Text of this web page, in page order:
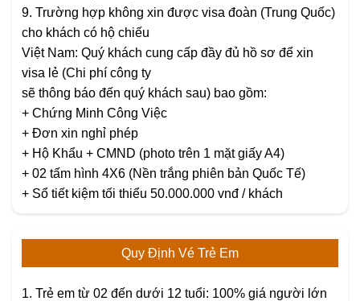
9. Trường hợp không xin được visa đoàn (Trung Quốc)
cho khách có hộ chiếu
Việt Nam: Quý khách cung cấp đầy đủ hồ sơ để xin
visa lẻ (Chi phí công ty
sẽ thông báo đến quý khách sau) bao gồm:
+ Chứng Minh Công Việc
+ Đơn xin nghỉ phép
+ Hộ Khẩu + CMND (photo trên 1 mặt giấy A4)
+ 02 tấm hình 4X6 (Nền trắng phiên bản Quốc Tế)
+ Sổ tiết kiệm tối thiểu 50.000.000 vnđ / khách
Quy Định Vé Trẻ Em
1. Trẻ em từ 02 đến dưới 12 tuổi: 100% giá người lớn